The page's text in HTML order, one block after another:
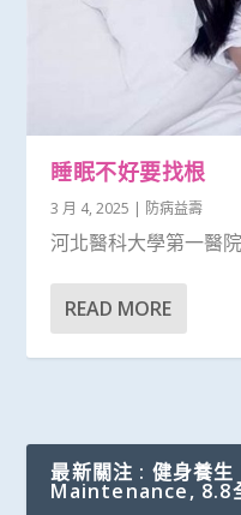
睡眠不好要找根
3 月 4, 2025 | 防病益壽
河北醫科大學第一醫
READ MORE
最新關注 : 健身養
Maintenance, 8.8